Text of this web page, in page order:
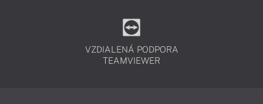
VZDIALENÁ PODPORA
TEAMVIEWER